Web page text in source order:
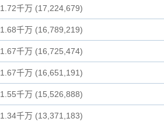
1.72千万 (17,224,679)
1.68千万 (16,789,219)
1.67千万 (16,725,474)
1.67千万 (16,651,191)
1.55千万 (15,526,888)
1.34千万 (13,371,183)